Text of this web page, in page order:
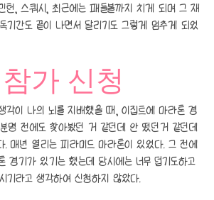
턴, 스쿼시, 최근에는 패들볼까지 치게 되며 그 재
기간도 끝이 나면서 달리기도 그렇게 멈추게 되었
가 신청
각이 나의 뇌를 지배했을 때, 이집트에 마라톤 경
명 전에도 찾아봤던 거 같던데 안 떴던거 같던데
. 매년 열리는 피라미드 마라톤이 있었다. 그 전에
경기가 있기는 했는데 당시에는 너무 덥기도하고
기라고 생각하여 신청하지 않았다.